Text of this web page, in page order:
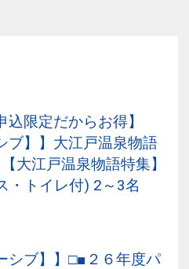
込限定だからお得】
ブ】】大江戸温泉物語
大江戸温泉物語特集】
・トイレ付) 2～3名
シブ】】□■２６年度パ